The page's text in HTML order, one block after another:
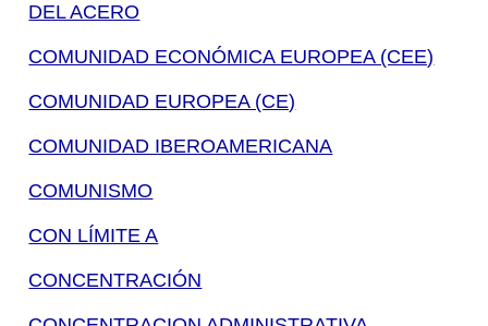
DEL ACERO
COMUNIDAD ECONÓMICA EUROPEA (CEE)
COMUNIDAD EUROPEA (CE)
COMUNIDAD IBEROAMERICANA
COMUNISMO
CON LÍMITE A
CONCENTRACIÓN